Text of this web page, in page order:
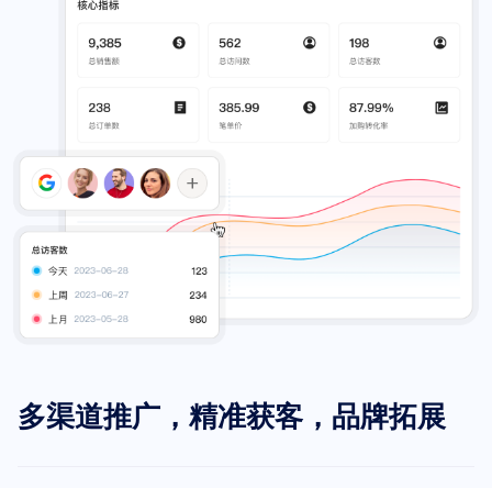
多渠道推广，精准获客，品牌拓展